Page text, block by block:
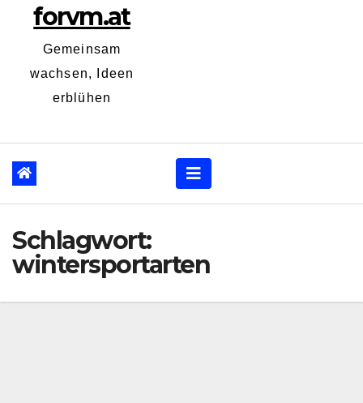
forvm.at
Gemeinsam
wachsen, Ideen
erblühen
Schlagwort:
wintersportarten